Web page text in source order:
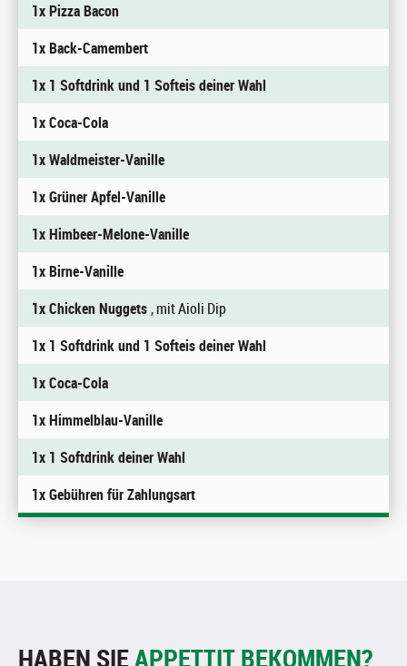
1x Pizza Bacon
1x Back-Camembert
1x 1 Softdrink und 1 Softeis deiner Wahl
1x Coca-Cola
1x Waldmeister-Vanille
1x Grüner Apfel-Vanille
1x Himbeer-Melone-Vanille
1x Birne-Vanille
1x Chicken Nuggets, mit Aioli Dip
1x 1 Softdrink und 1 Softeis deiner Wahl
1x Coca-Cola
1x Himmelblau-Vanille
1x 1 Softdrink deiner Wahl
1x Gebühren für Zahlungsart
HABEN SIEAPPETTIT BEKOMMEN?